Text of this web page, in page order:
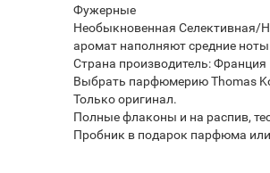
Фужерные
Необыкновенная Селективная/
аромат наполняют средние
Страна производитель: Франция
Выбрать парфюмерию Thomas
Только оригинал.
Полные флаконы и на распив,
Пробник в подарок парфюма